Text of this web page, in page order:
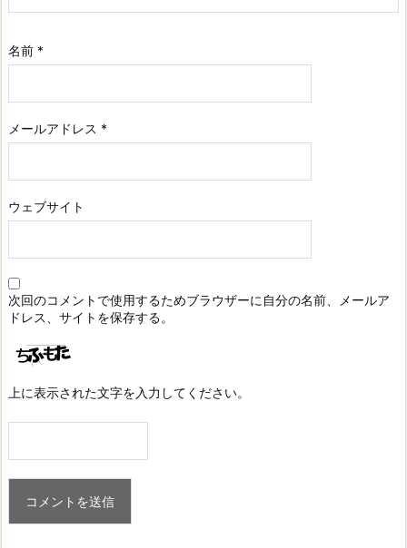
名前 *
メールアドレス *
ウェブサイト
次回のコメントで使用するためブラウザーに自分の名前、メールア
ドレス、サイトを保存する。
上に表示された文字を入力してください。